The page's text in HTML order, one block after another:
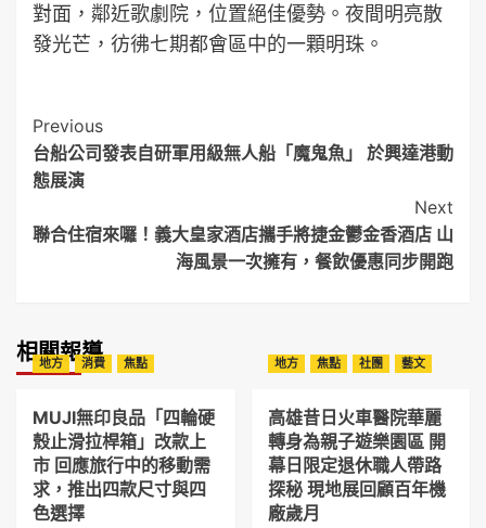
對面，鄰近歌劇院，位置絕佳優勢。夜間明亮散
發光芒，彷彿七期都會區中的一顆明珠。
Post
Navigation
Previous
台船公司發表自研軍用級無人船「魔鬼魚」 於興達港動
態展演
Next
聯合住宿來囉！義大皇家酒店攜手將捷金鬱金香酒店 山
海風景一次擁有，餐飲優惠同步開跑
相關報導
地方 消費 焦點
MUJI無印良品「四輪硬
殼止滑拉桿箱」改款上
市 回應旅行中的移動需
求，推出四款尺寸與四
色選擇
地方 焦點 社團 藝文
高雄昔日火車醫院華麗
轉身為親子遊樂園區 開
幕日限定退休職人帶路
探秘 現地展回顧百年機
廠歲月